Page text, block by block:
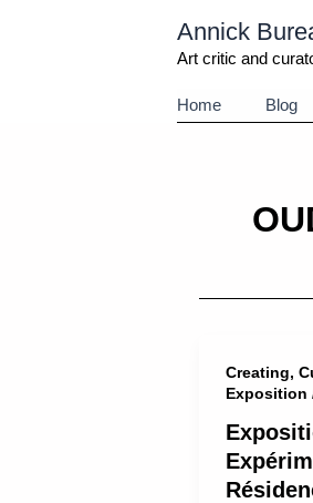
Annick
Art critic and
Home Blog
Creating,
Exposition